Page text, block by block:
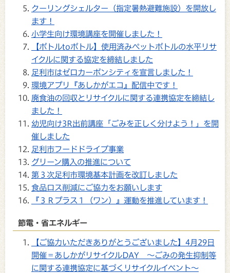
クーリングシェルター（指定暑熱避難施設）を開放し
ます！
小学生向け環境講座を開催しました！
【ボトルtoボトル】使用済みペットボトルの水平リサ
イクルに関する協定を締結しました
足利市はゼロカーボンシティを宣言しました！
環境アプリ『あしかがエコ』配信中です！
廃食油の回収とリサイクルに関する連携協定を締結し
ました！
幼児向け3R出前講座「ごみを正しく分けよう！」を開
催しました
足利市フードドライブ事業
グリーン購入の推進について
第３次足利市環境基本計画を改訂しました
食品ロス削減にご協力をお願いします
『３Ｒプラス１（ワン）』運動を推進しています！
節電・省エネルギー
【ご協力いただきありがとうございました】4月29日
開催＝あしかがリサイクルDAY ～ごみの発生抑制等
に関する連携協定に基づくリサイクルイベント～